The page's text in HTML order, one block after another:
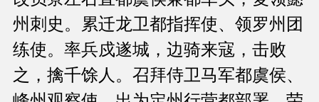
州刺史。累迁龙卫都指挥使、领罗州团
练使。率兵戍遂城，边骑来寇，击败
之，擒千馀人。召拜侍卫马军都虞侯、